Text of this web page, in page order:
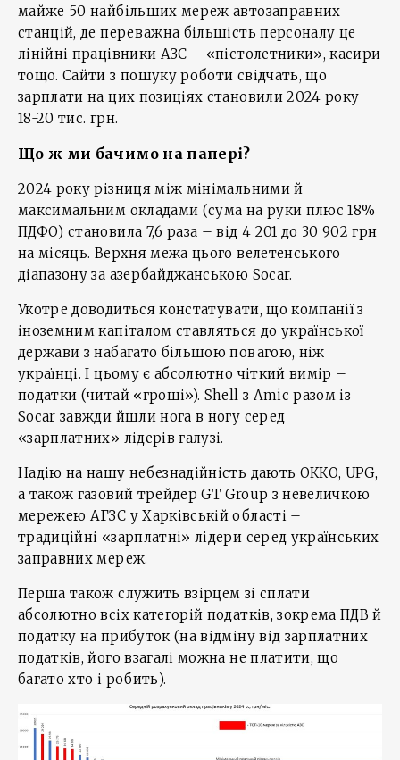
майже 50 найбільших мереж автозаправних
станцій, де переважна більшість персоналу це
лінійні працівники АЗС – «пістолетники», касири
тощо. Сайти з пошуку роботи свідчать, що
зарплати на цих позиціях становили 2024 року
18-20 тис. грн.
Що ж ми бачимо на папері?
2024 року різниця між мінімальними й
максимальним окладами (сума на руки плюс 18%
ПДФО) становила 7,6 раза – від 4 201 до 30 902 грн
на місяць. Верхня межа цього велетенського
діапазону за азербайджанською Socar.
Укотре доводиться констатувати, що компанії з
іноземним капіталом ставляться до української
держави з набагато більшою повагою, ніж
українці. І цьому є абсолютно чіткий вимір –
податки (читай «гроші»). Shell з Amic разом із
Socar завжди йшли нога в ногу серед
«зарплатних» лідерів галузі.
Надію на нашу небезнадійність дають ОККО, UPG,
а також газовий трейдер GT Group з невеличкою
мережею АГЗС у Харківській області –
традиційні «зарплатні» лідери серед українських
заправних мереж.
Перша також служить взірцем зі сплати
абсолютно всіх категорій податків, зокрема ПДВ й
податку на прибуток (на відміну від зарплатних
податків, його взагалі можна не платити, що
багато хто і робить).